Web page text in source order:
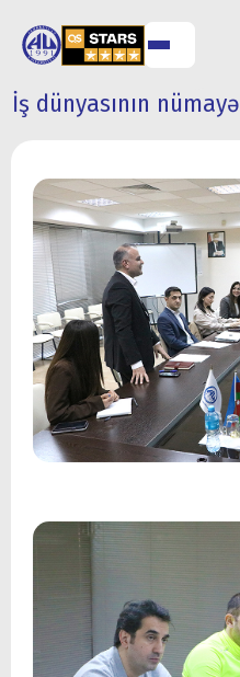
RESEARCH
ACTIVITY
İş dünyasının